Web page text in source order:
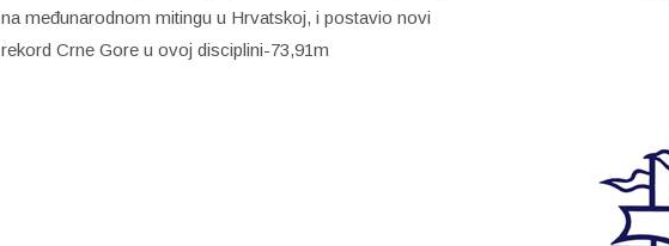
na međunarodnom mitingu u Hrvatskoj, i postavio novi
rekord Crne Gore u ovoj disciplini-73,91m